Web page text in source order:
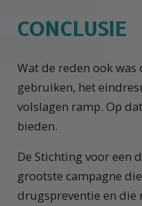
CONCLUSIE
Wat de reden ook
gebruiken, het
volslagen ramp. Op
bieden.
De Stichting voor een
grootste campagne
drugspreventie en